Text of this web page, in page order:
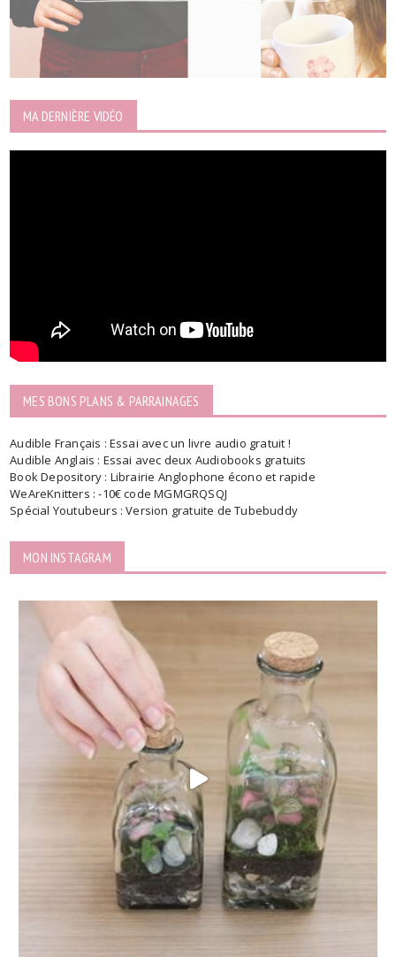
MA DERNIÈRE VIDÉO
MES BONS PLANS & PARRAINAGES
Audible Français : Essai avec un livre audio gratuit !
Audible Anglais : Essai avec deux Audiobooks gratuits
Book Depository : Librairie Anglophone écono et rapide
WeAreKnitters : -10€ code MGMGRQSQJ
Spécial Youtubeurs : Version gratuite de Tubebuddy
MON INSTAGRAM